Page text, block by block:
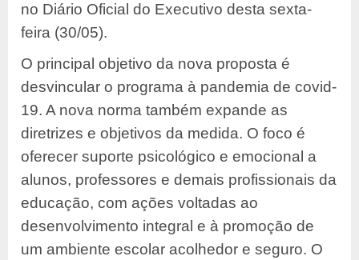
no Diário Oficial do Executivo desta sexta-
feira (30/05).
O principal objetivo da nova proposta é
desvincular o programa à pandemia de covid-
19. A nova norma também expande as
diretrizes e objetivos da medida. O foco é
oferecer suporte psicológico e emocional a
alunos, professores e demais profissionais da
educação, com ações voltadas ao
desenvolvimento integral e à promoção de
um ambiente escolar acolhedor e seguro. O